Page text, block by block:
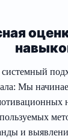
системный
Мы
и